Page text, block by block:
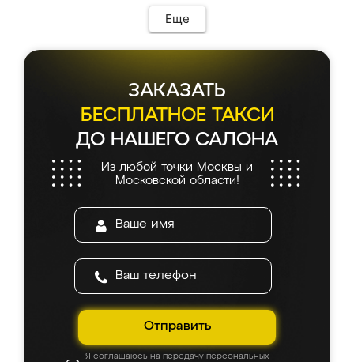
Еще
ЗАКАЗАТЬ
БЕСПЛАТНОЕ ТАКСИ
ДО НАШЕГО САЛОНА
Из любой точки Москвы и
Московской области!
Отправить
Я соглашаюсь на передачу персональных